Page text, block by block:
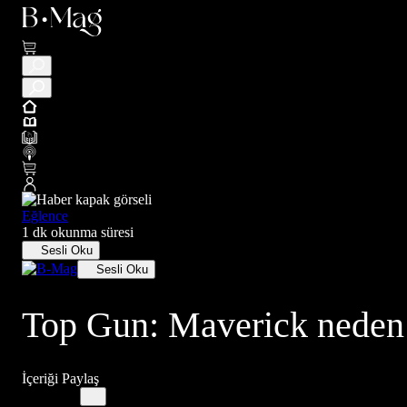
Eğlence
1 dk okunma süresi
Sesli Oku
Sesli Oku
Top Gun: Maverick
İçeriği Paylaş